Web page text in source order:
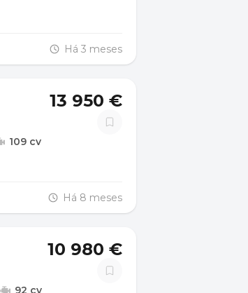
Há 3 meses
13 950 €
109 cv
Há 8 meses
10 980 €
92 cv